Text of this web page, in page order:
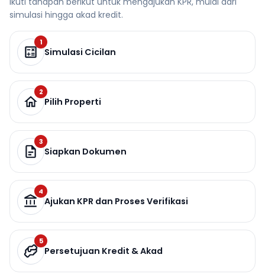
simulasi hingga akad kredit.
1
Simulasi Cicilan
2
Pilih Properti
3
Siapkan Dokumen
4
Ajukan KPR dan Proses Verifikasi
5
Persetujuan Kredit & Akad